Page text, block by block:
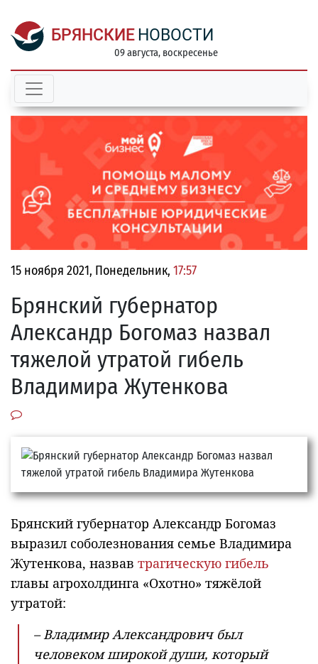
БРЯНСКИЕ НОВОСТИ
09 августа, воскресенье
15 ноября 2021, Понедельник, 17:57
Брянский губернатор
Александр Богомаз назвал
тяжелой утратой гибель
Владимира Жутенкова
Брянский губернатор Александр Богомаз
выразил соболезнования семье Владимира
Жутенкова, назвав трагическую гибель
главы агрохолдинга «Охотно» тяжёлой
утратой:
– Владимир Александрович был
человеком широкой души, который